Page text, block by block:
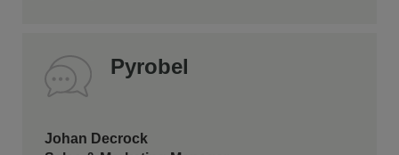
Pyrobel
Johan Decrock